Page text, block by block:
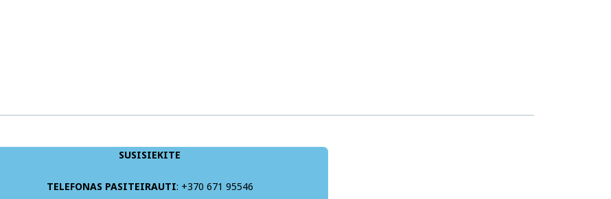
SUSISIEKITE
TELEFONAS PASITEIRAUTI: +370 671 95546